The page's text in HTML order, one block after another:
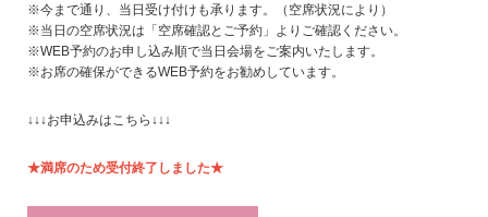
※今まで通り、当日受け付けも承ります。（空席状況により）
※当日の空席状況は「空席確認とご予約」よりご確認ください。
※WEB予約のお申し込み順で当日会場をご案内いたします。
※お席の確保ができるWEB予約をお勧めしています。
↓↓↓お申込みはこちら↓↓↓
★満席のため受付終了しました★